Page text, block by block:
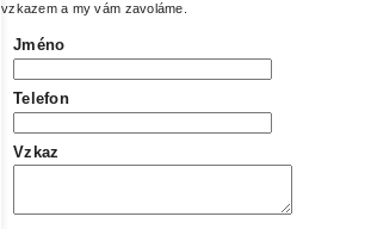
vzkazem a my vám zavoláme.
Jméno
Telefon
Vzkaz